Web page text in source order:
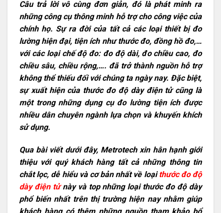
Câu trả lời vô cùng đơn giản, đó là phát minh ra
những công cụ thông minh hỗ trợ cho công việc của
chính họ. Sự ra đời của tất cả các loại thiết bị đo
lường hiện đại, tiện ích như thước đo, đồng hồ đo,…
với các loại chế độ đo: đo độ dài, đo chiều cao, đo
chiều sâu, chiều rộng,…. đã trở thành nguồn hỗ trợ
không thể thiếu đối với chúng ta ngày nay. Đặc biệt,
sự xuất hiện của thước đo độ dày điện tử cũng là
một trong những dụng cụ đo lường tiện ích được
nhiều dân chuyên ngành lựa chọn và khuyến khích
sử dụng.
Qua bài viết dưới đây, Metrotech xin hân hạnh giới
thiệu với quý khách hàng tất cả những thông tin
chắt lọc, dễ hiểu và cơ bản nhất về loạithước đo độ
dày điện tửnày và top những loại thước đo độ dày
phổ biến nhất trên thị trường hiện nay nhằm giúp
khách hàng có thêm những nguồn tham khảo bổ